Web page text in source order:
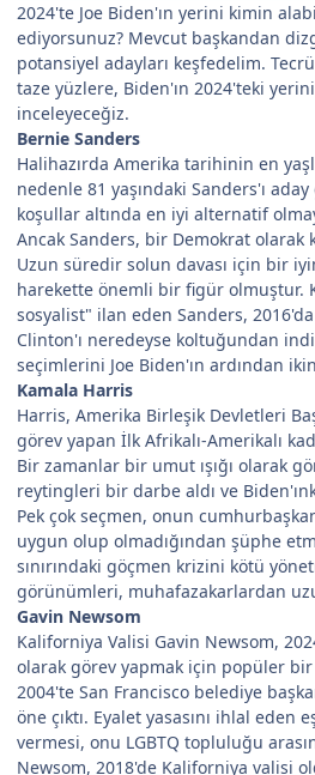
2024'te Joe Biden'ın yerini kimin
ediyorsunuz? Mevcut başkandan
potansiyel adayları keşfedelim.
taze yüzlere, Biden'ın 2024'teki
inceleyeceğiz.
Bernie Sanders
Halihazırda Amerika tarihinin en
nedenle 81 yaşındaki Sanders'ı
koşullar altında en iyi alternatif
Ancak Sanders, bir Demokrat
Uzun süredir solun davası için bir
harekette önemli bir figür olmuştur.
sosyalist" ilan eden Sanders,
Clinton'ı neredeyse koltuğundan
seçimlerini Joe Biden'ın ardından
Kamala Harris
Harris, Amerika Birleşik Devletleri
görev yapan İlk Afrikalı-Amerikalı
Bir zamanlar bir umut ışığı olarak
reytingleri bir darbe aldı ve
Pek çok seçmen, onun
uygun olup olmadığından şüphe
sınırındaki göçmen krizini kötü
görünümleri, muhafazakarlardan
Gavin Newsom
Kaliforniya Valisi Gavin Newsom,
olarak görev yapmak için popüler bir
2004'te San Francisco belediye
öne çıktı. Eyalet yasasını ihlal eden
vermesi, onu LGBTQ topluluğu
Newsom, 2018'de Kaliforniya valisi